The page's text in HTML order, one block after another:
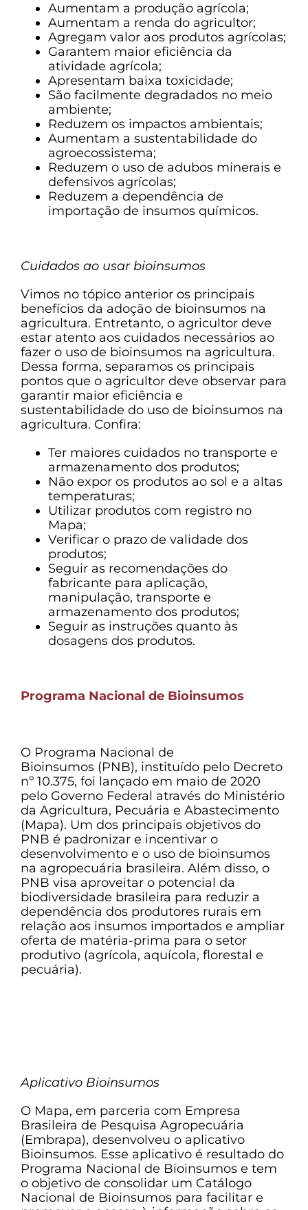
Aumentam a produção agrícola;
Aumentam a renda do agricultor;
Agregam valor aos produtos agrícolas;
Garantem maior eficiência da
atividade agrícola;
Apresentam baixa toxicidade;
São facilmente degradados no meio
ambiente;
Reduzem os impactos ambientais;
Aumentam a sustentabilidade do
agroecossistema;
Reduzem o uso de adubos minerais e
defensivos agrícolas;
Reduzem a dependência de
importação de insumos químicos.
Cuidados ao usar bioinsumos
Vimos no tópico anterior os principais
benefícios da adoção de bioinsumos na
agricultura. Entretanto, o agricultor deve
estar atento aos cuidados necessários ao
fazer o uso de bioinsumos na agricultura.
Dessa forma, separamos os principais
pontos que o agricultor deve observar para
garantir maior eficiência e
sustentabilidade do uso de bioinsumos na
agricultura. Confira:
Ter maiores cuidados no transporte e
armazenamento dos produtos;
Não expor os produtos ao sol e a altas
temperaturas;
Utilizar produtos com registro no
Mapa;
Verificar o prazo de validade dos
produtos;
Seguir as recomendações do
fabricante para aplicação,
manipulação, transporte e
armazenamento dos produtos;
Seguir as instruções quanto às
dosagens dos produtos.
Programa Nacional de Bioinsumos
O Programa Nacional de
Bioinsumos (PNB), instituído pelo Decreto
nº 10.375, foi lançado em maio de 2020
pelo Governo Federal através do Ministério
da Agricultura, Pecuária e Abastecimento
(Mapa). Um dos principais objetivos do
PNB é padronizar e incentivar o
desenvolvimento e o uso de bioinsumos
na agropecuária brasileira. Além disso, o
PNB visa aproveitar o potencial da
biodiversidade brasileira para reduzir a
dependência dos produtores rurais em
relação aos insumos importados e ampliar
oferta de matéria-prima para o setor
produtivo (agrícola, aquícola, florestal e
pecuária).
Aplicativo Bioinsumos
O Mapa, em parceria com Empresa
Brasileira de Pesquisa Agropecuária
(Embrapa), desenvolveu o aplicativo
Bioinsumos. Esse aplicativo é resultado do
Programa Nacional de Bioinsumos e tem
o objetivo de consolidar um Catálogo
Nacional de Bioinsumos para facilitar e